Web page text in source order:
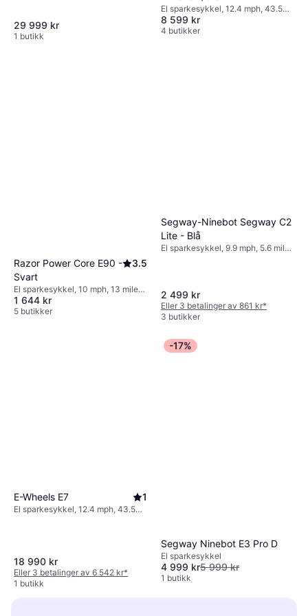
29 999 kr
1 butikk
El sparkesykkel, 12.4 mph, 43.5
miles Rekkevidde
8 599 kr
4 butikker
Razor Power Core E90 -
Svart
3.5
El sparkesykkel, 10 mph, 13 miles
Rekkevidde
1 644 kr
5 butikker
Segway-Ninebot Segway C2
Lite - Blå
El sparkesykkel, 9.9 mph, 5.6 miles
2 499 kr
Eller 3 betalinger av 861 kr*
3 butikker
E-Wheels E7 1
El sparkesykkel, 12.4 mph, 43.5
18 990 kr
Eller 3 betalinger av 6 542 kr*
1 butikk
-17%
Segway Ninebot E3 Pro D
El sparkesykkel
4 999 kr5 999 kr
1 butikk